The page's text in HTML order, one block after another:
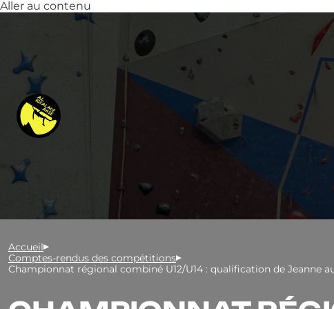
Aller au contenu
Accueil
Comptes-rendus des compétitions
Championnat régional combiné U12/U14 : qualification de Jeanne